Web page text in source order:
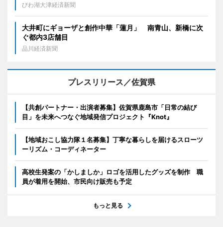
びわ湖大津経済新聞
大井町にギョーザと創作中華「蓮月」 南青山、新橋に次
ぐ都内3店舗目
品川経済新聞
プレスリリース／佐賀県
【共創パートナー・出演者募集】佐賀県鹿島市「日常の結び
目」を未来へつなぐ地域発信プロジェクト『Knot』
【地域おこし協力隊１名募集】丁寧な暮らしを届けるスローツ
ーリズム・コーディネーター
高校生発案の「かしましか」ロゴを活用したグッズを制作 職
員が着用を開始、市民向け販売も予定
もっと見る